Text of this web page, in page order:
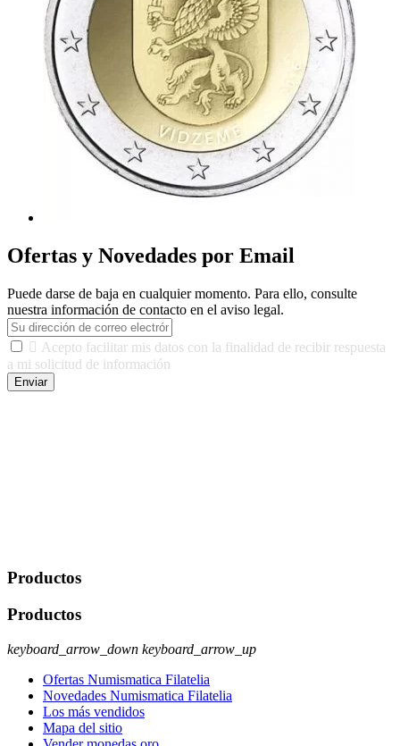
Ofertas y Novedades por Email
Puede darse de baja en cualquier momento. Para ello, consulte
nuestra información de contacto en el aviso legal.
 Acepto facilitar mis datos con la finalidad de recibir respuesta
a mi solicitud de información
Enviar
Productos
Productos
keyboard_arrow_down keyboard_arrow_up
Ofertas Numismatica Filatelia
Novedades Numismatica Filatelia
Los más vendidos
Mapa del sitio